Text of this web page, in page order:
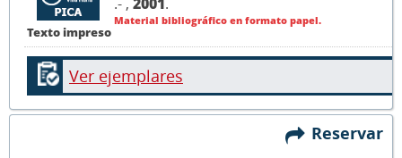
Texto impreso
.- , 2001.
Material bibliográfico en formato papel.
Ver ejemplares
Reservar